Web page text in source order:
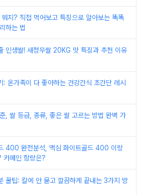
지? 직접 먹어보고 특징으로 알아보는 똑똑
하는 법
인생쌀! 새청무쌀 20KG 맛 특징과 추천 이유
: 온가족이 다 좋아하는 건강간식 초간단 레시
, 쌀 등급, 종류, 좋은 쌀 고르는 방법 완벽 가
400 완전분석, 맥심 화이트골드 400 이랑
카페인 함량은?
꿀팁: 칼에 안 묻고 깔끔하게 끝내는 3가지 방